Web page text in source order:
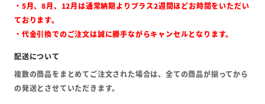
・5月、8月、12月は通常納期よりプラス2週間ほどお時間をいただい
ております。
・代金引換でのご注文は誠に勝手ながらキャンセルとなります。
複数の商品をまとめてご注文された場合は、全ての商品が揃ってから
の発送とさせていただきます。